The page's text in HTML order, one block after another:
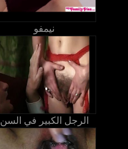
نيمفو
الرجل الكبير في السن